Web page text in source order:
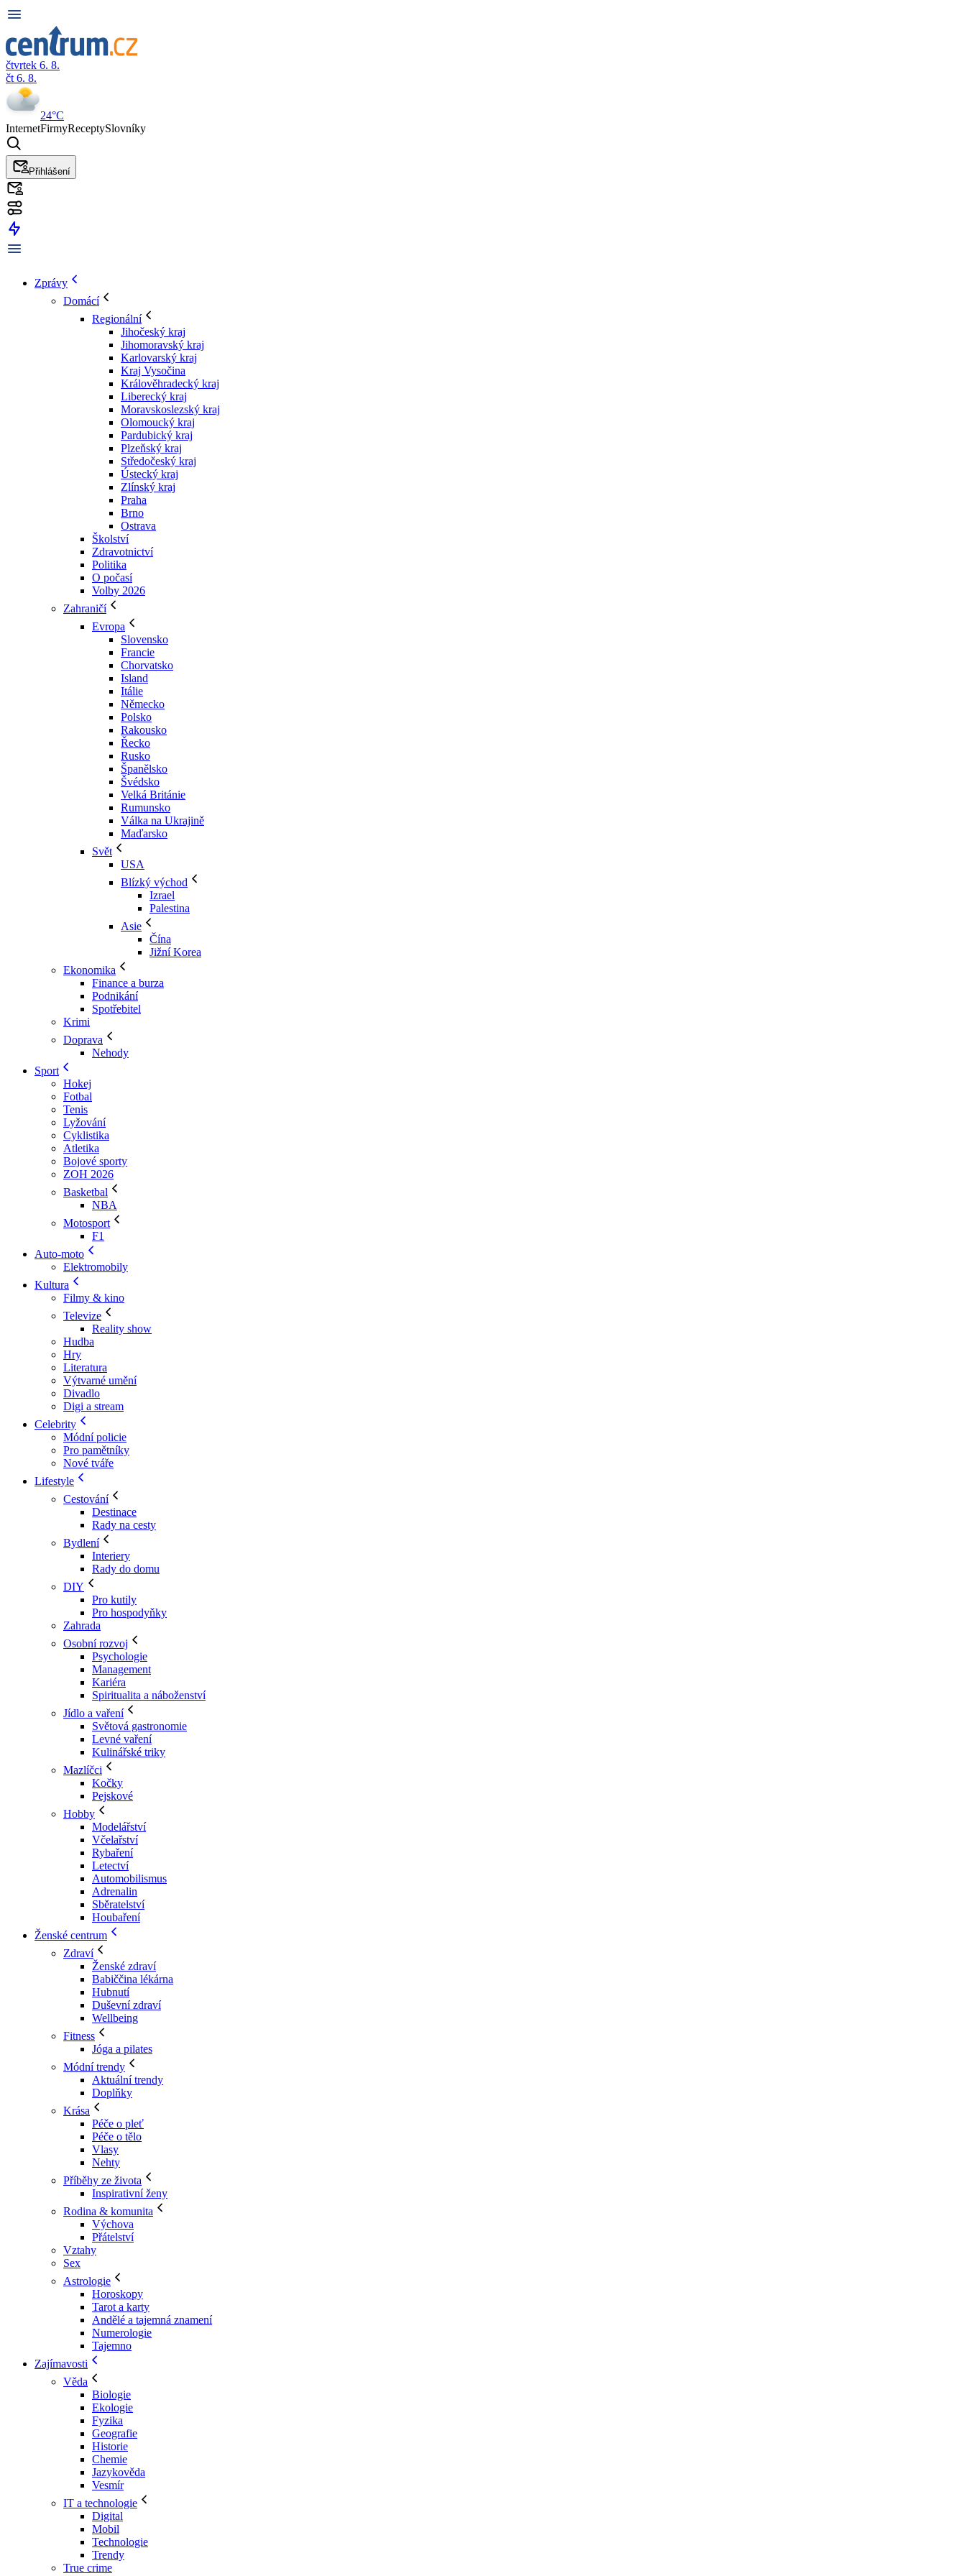
čtvrtek 6. 8.
čt 6. 8.
24°C
InternetFirmyReceptySlovníky
Přihlášení
Zprávy
Domácí
Regionální
Jihočeský kraj
Jihomoravský kraj
Karlovarský kraj
Kraj Vysočina
Králověhradecký kraj
Liberecký kraj
Moravskoslezský kraj
Olomoucký kraj
Pardubický kraj
Plzeňský kraj
Středočeský kraj
Ústecký kraj
Zlínský kraj
Praha
Brno
Ostrava
Školství
Zdravotnictví
Politika
O počasí
Volby 2026
Zahraničí
Evropa
Slovensko
Francie
Chorvatsko
Island
Itálie
Německo
Polsko
Rakousko
Řecko
Rusko
Španělsko
Švédsko
Velká Británie
Rumunsko
Válka na Ukrajině
Maďarsko
Svět
USA
Blízký východ
Izrael
Palestina
Asie
Čína
Jižní Korea
Ekonomika
Finance a burza
Podnikání
Spotřebitel
Krimi
Doprava
Nehody
Sport
Hokej
Fotbal
Tenis
Lyžování
Cyklistika
Atletika
Bojové sporty
ZOH 2026
Basketbal
NBA
Motosport
F1
Auto-moto
Elektromobily
Kultura
Filmy & kino
Televize
Reality show
Hudba
Hry
Literatura
Výtvarné umění
Divadlo
Digi a stream
Celebrity
Módní policie
Pro pamětníky
Nové tváře
Lifestyle
Cestování
Destinace
Rady na cesty
Bydlení
Interiery
Rady do domu
DIY
Pro kutily
Pro hospodyňky
Zahrada
Osobní rozvoj
Psychologie
Management
Kariéra
Spiritualita a náboženství
Jídlo a vaření
Světová gastronomie
Levné vaření
Kulinářské triky
Mazlíčci
Kočky
Pejskové
Hobby
Modelářství
Včelařství
Rybaření
Letectví
Automobilismus
Adrenalin
Sběratelství
Houbaření
Ženské centrum
Zdraví
Ženské zdraví
Babiččina lékárna
Hubnutí
Duševní zdraví
Wellbeing
Fitness
Jóga a pilates
Módní trendy
Aktuální trendy
Doplňky
Krása
Péče o pleť
Péče o tělo
Vlasy
Nehty
Příběhy ze života
Inspirativní ženy
Rodina & komunita
Výchova
Přátelství
Vztahy
Sex
Astrologie
Horoskopy
Tarot a karty
Andělé a tajemná znamení
Numerologie
Tajemno
Zajímavosti
Věda
Biologie
Ekologie
Fyzika
Geografie
Historie
Chemie
Jazykověda
Vesmír
IT a technologie
Digital
Mobil
Technologie
Trendy
True crime